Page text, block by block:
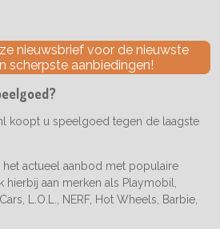
nieuwsbrief voor de nieuwste
scherpste aanbiedingen!
koopt u speelgoed tegen de laagste
actueel aanbod met populaire
aan merken als Playmobil,
L.O.L., NERF, Hot Wheels, Barbie,